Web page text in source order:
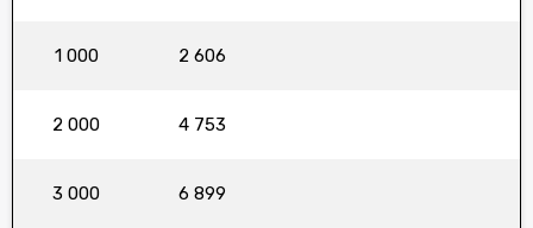
1 000 2 606
2 000 4 753
3 000 6 899